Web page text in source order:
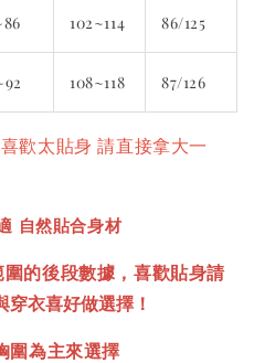
102~114 86/125
108~118 87/126
歡太貼身 請直接拿大一
自然貼合身材
的後段數據，喜歡貼身請
穿衣喜好做選擇！
圍為主來選擇